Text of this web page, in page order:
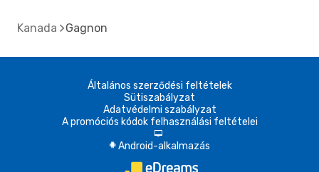
Kanada Gagnon
Általános szerződési feltételek
Sütiszabályzat
Adatvédelmi szabályzat
A promóciós kódok felhasználási feltételei
d
A Android-alkalmazás